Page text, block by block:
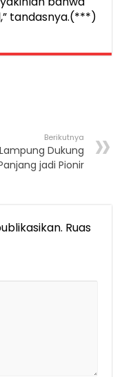
tandasnya.(***)
Berikutnya
Dukung
jadi Pionir
Ruas